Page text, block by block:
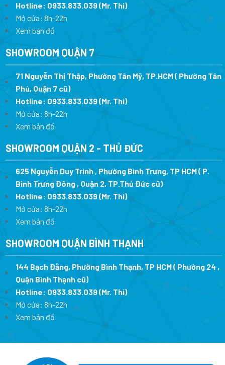
Hotline: 0933.833.039(Mr. Thi)
Mở cửa: 8h-22h
Xem bản đồ
SHOWROOM QUẬN 7
71 Nguyễn Thị Thập, Phường Tân Mỹ, TP.HCM ( Phường Tân
Phú, Quận 7 cũ)
Hotline: 0933.833.039(Mr. Thi)
Mở cửa: 8h-22h
Xem bản đồ
SHOWROOM QUẬN 2 - THỦ ĐỨC
625 Nguyễn Duy Trinh , Phường Bình Trưng, TP HCM ( P.
Bình Trưng Đông , Quận 2, TP.Thủ Đức cũ)
Hotline: 0933.833.039(Mr. Thi)
Mở cửa: 8h-22h
Xem bản đồ
SHOWROOM QUẬN BÌNH THẠNH
144 Bạch Đằng, Phường Bình Thạnh, TP HCM ( Phường 24 ,
Quận Bình Thạnh cũ)
Hotline: 0933.833.039(Mr. Thi)
Mở cửa: 8h-22h
Xem bản đồ